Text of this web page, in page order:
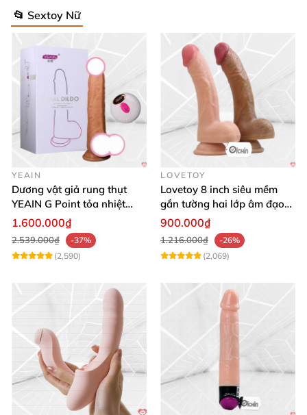
📂 Sextoy Nữ
YEAIN
Dương vật giả rung thụt
YEAIN G Point tỏa nhiệt
điều khiển từ xa
1.600.000₫
2.539.000₫
-37%
(2,590)
LOVETOY
Lovetoy 8 inch siêu mềm
gắn tường hai lớp âm đạo
giả chuẩn y tế
900.000₫
1.216.000₫
-26%
(2,069)